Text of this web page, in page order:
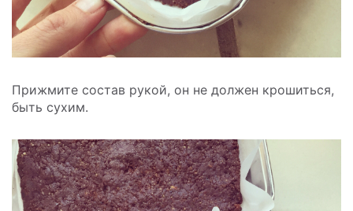
Прижмите состав рукой, он не должен крошиться,
быть сухим.